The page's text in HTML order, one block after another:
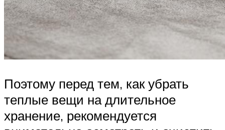
Поэтому перед тем, как убрать
теплые вещи на длительное
хранение, рекомендуется